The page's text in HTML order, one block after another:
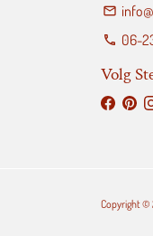
email
phone 06-
Volg
Copyright ©